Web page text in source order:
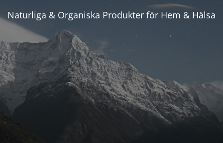
Naturliga & Organiska Produkter för Hem & Hälsa